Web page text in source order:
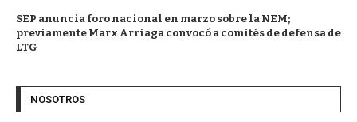
SEP anuncia foro nacional en marzo sobre la NEM;
previamente Marx Arriaga convocó a comités de defensa de
LTG
NOSOTROS